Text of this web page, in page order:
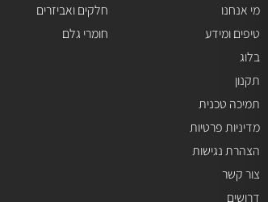
מי אנחנו
טיפים ומידע
בלוג
תקנון
תמיכה טכנית
מדיניות פרטיות
הצהרת נגישות
צור קשר
דרושים
חלקים ואביזרים
חומרי גלם